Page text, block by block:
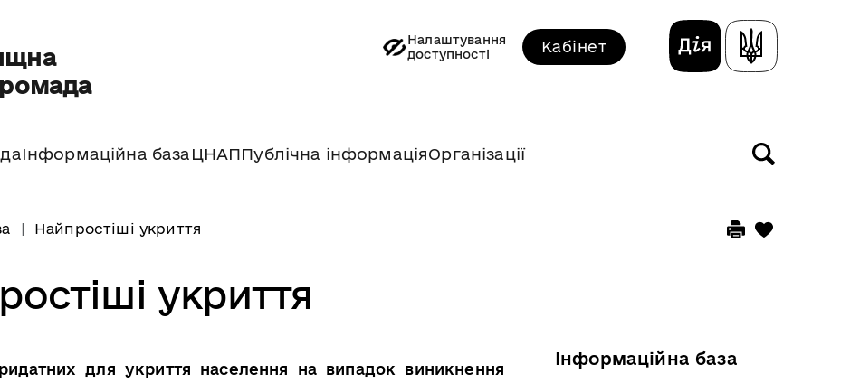
Налаштування
доступності
Кабінет
Інформаційна база ЦНАППублічна інформаціяОрганізації
Найпростіші укриття
укриття
для укриття населення на випадок виникнення
Інформаційна база